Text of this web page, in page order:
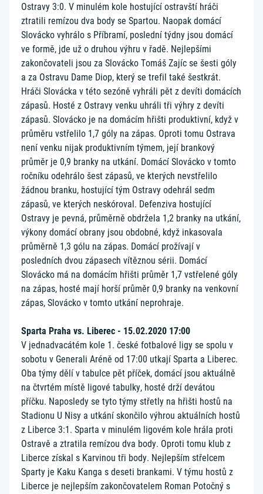
Ostravy 3:0. V minulém kole hostující ostravští hráči
ztratili remízou dva body se Spartou. Naopak domácí
Slovácko vyhrálo s Příbramí, poslední týdny jsou domácí
ve formě, jde už o druhou výhru v řadě. Nejlepšími
zakončovateli jsou za Slovácko Tomáš Zajíc se šesti góly
a za Ostravu Dame Diop, který se trefil také šestkrát.
Hráči Slovácka v této sezóně vyhráli pět z devíti domácích
zápasů. Hosté z Ostravy venku uhráli tři výhry z devíti
zápasů. Slovácko je na domácím hřišti produktivní, když v
průměru vstřelilo 1,7 góly na zápas. Oproti tomu Ostrava
není venku nijak produktivním týmem, její brankový
průměr je 0,9 branky na utkání. Domácí Slovácko v tomto
ročníku odehrálo šest zápasů, ve kterých nevstřelilo
žádnou branku, hostující tým Ostravy odehrál sedm
zápasů, ve kterých neskóroval. Defenziva hostující
Ostravy je pevná, průměrně obdržela 1,2 branky na utkání,
výkony domácí obrany jsou obdobné, když inkasovala
průměrně 1,3 gólu na zápas. Domácí prožívají v
posledních dvou zápasech vítěznou sérii. Domácí
Slovácko má na domácím hřišti průměr 1,7 vstřelené góly
na zápas, hosté mají horší průměr 0,9 branky na venkovní
zápas, Slovácko v tomto utkání neprohraje.
Sparta Praha vs. Liberec - 15.02.2020 17:00
V jednadvacátém kole 1. české fotbalové ligy se spolu v
sobotu v Generali Aréně od 17:00 utkají Sparta a Liberec.
Oba týmy dělí v tabulce pět příček, domácí jsou aktuálně
na čtvrtém místě ligové tabulky, hosté drží devátou
příčku. Naposledy se tyto týmy střetly na hřišti hostů na
Stadionu U Nisy a utkání skončilo výhrou aktuálních hostů
z Liberce 3:1. Sparta v minulém ligovém kole hrála proti
Ostravě a ztratila remízou dva body. Oproti tomu klub z
Liberce získal s Karvinou tři body. Nejlepším střelcem
Sparty je Kaku Kanga s deseti brankami. V týmu hostů z
Liberce je nejlepším zakončovatelem Roman Potočný s